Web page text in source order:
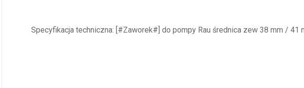
Specyfikacja techniczna: [#Zaworek#] do pompy Rau średnica zew 38 mm / 41